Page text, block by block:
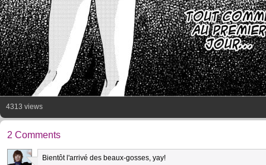
4313 views
2 Comments
Bientôt l'arrivé des beaux-gosses, yay!